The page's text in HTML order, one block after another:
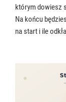
którym dowiesz
Na końcu
na start i ile